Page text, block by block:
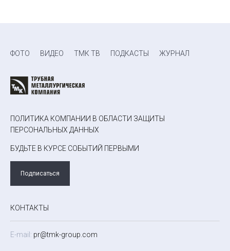
ФОТО ВИДЕО ТМК ТВ ПОДКАСТЫ ЖУРНАЛ
ПОЛИТИКА КОМПАНИИ В ОБЛАСТИ ЗАЩИТЫ
ПЕРСОНАЛЬНЫХ ДАННЫХ
БУДЬТЕ В КУРСЕ СОБЫТИЙ ПЕРВЫМИ
Подписаться
КОНТАКТЫ
E-mail: pr@tmk-group.com